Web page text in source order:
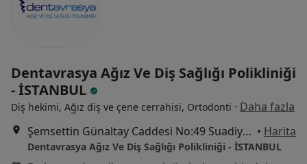
Dentavrasya Ağız Ve Diş Sağlığı Polikliniği
- İSTANBUL
Diş hekimi, Ağız diş ve çene cerrahisi, Ortodonti · Daha fazla
Şemsettin Günaltay Caddesi No:49 Suadiye, Kadıköy • Harita
Dentavrasya Ağız Ve Diş Sağlığı Polikliniği - İSTANBUL